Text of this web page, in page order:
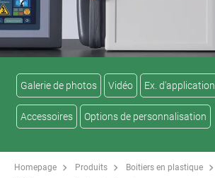
Galerie de photos Vidéo Ex. d'application
Accessoires Options de personnalisation
Homepage Produits
Boitiers en plastique